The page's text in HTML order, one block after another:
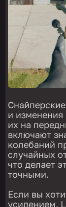
и изменения
их на
включают
колебаний
случайных
что делает
точными.
Если вы
усилением,